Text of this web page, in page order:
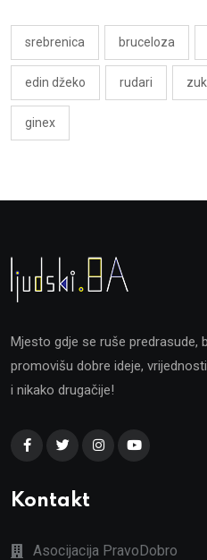
srebrenica bruceloza
edin džeko rudari
ginex
Mjesto gdje se ruše predrasude,
promovišu dobre ideje,
i nikako drugačije!
Kontakt
Asocijacija PravoDobro